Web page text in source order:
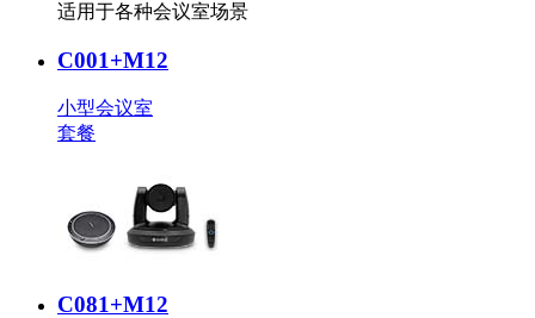
适用于各种会议室场景
C001+M12
小型会议室
套餐
C081+M12